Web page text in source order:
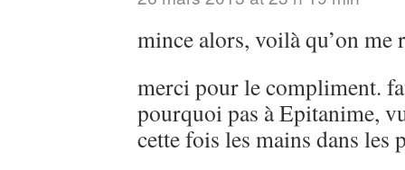
mince alors, voilà qu’on me
merci pour le compliment.
pourquoi pas à Epitanime,
cette fois les mains dans les